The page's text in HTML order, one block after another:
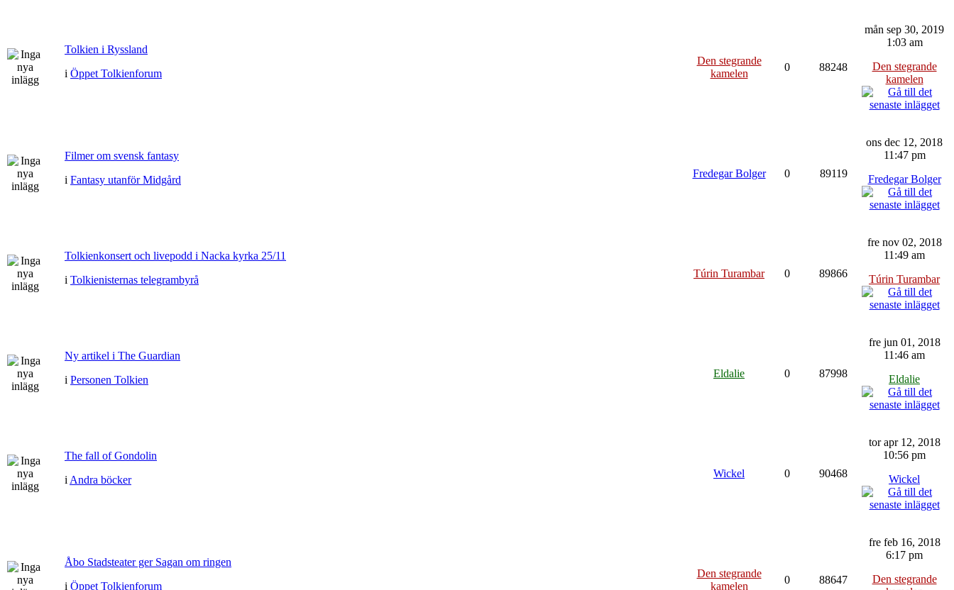
Tolkien i Ryssland
i Öppet Tolkienforum
Den stegrande
kamelen
0 88248
mån sep 30, 2019
1:03 am
Den stegrande
kamelen
Filmer om svensk fantasy
i Fantasy utanför Midgård
Fredegar Bolger 0 89119
ons dec 12, 2018
11:47 pm
Fredegar Bolger
Tolkienkonsert och livepodd i Nacka kyrka 25/11
i Tolkienisternas telegrambyrå
Túrin Turambar 0 89866
fre nov 02, 2018
11:49 am
Túrin Turambar
Ny artikel i The Guardian
i Personen Tolkien
Eldalie 0 87998
fre jun 01, 2018
11:46 am
Eldalie
The fall of Gondolin
i Andra böcker
Wickel 0 90468
tor apr 12, 2018
10:56 pm
Wickel
Åbo Stadsteater ger Sagan om ringen
i Öppet Tolkienforum
Den stegrande
kamelen
0 88647
fre feb 16, 2018
6:17 pm
Den stegrande